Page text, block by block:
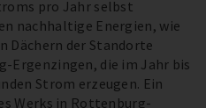
pro Jahr selbst
nachhaltige Energien, wie
Dächern der Standorte
Ergenzingen, die im Jahr bis
Strom erzeugen. Ein
Werks in Rottenburg-